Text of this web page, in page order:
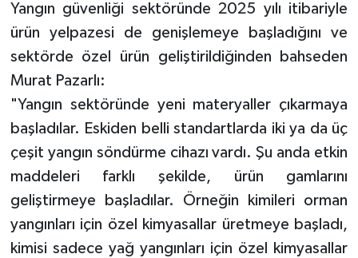
Yangın güvenliği sektöründe 2025 yılı itibariyle
ürün yelpazesi de genişlemeye başladığını ve
sektörde özel ürün geliştirildiğinden bahseden
Murat Pazarlı:
"Yangın sektöründe yeni materyaller çıkarmaya
başladılar. Eskiden belli standartlarda iki ya da üç
çeşit yangın söndürme cihazı vardı. Şu anda etkin
maddeleri farklı şekilde, ürün gamlarını
geliştirmeye başladılar. Örneğin kimileri orman
yangınları için özel kimyasallar üretmeye başladı,
kimisi sadece yağ yangınları için özel kimyasallar